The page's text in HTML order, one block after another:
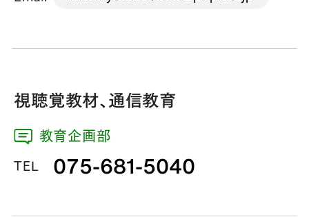
視聴覚教材、通信教育
教育企画部
TEL 075-681-5040